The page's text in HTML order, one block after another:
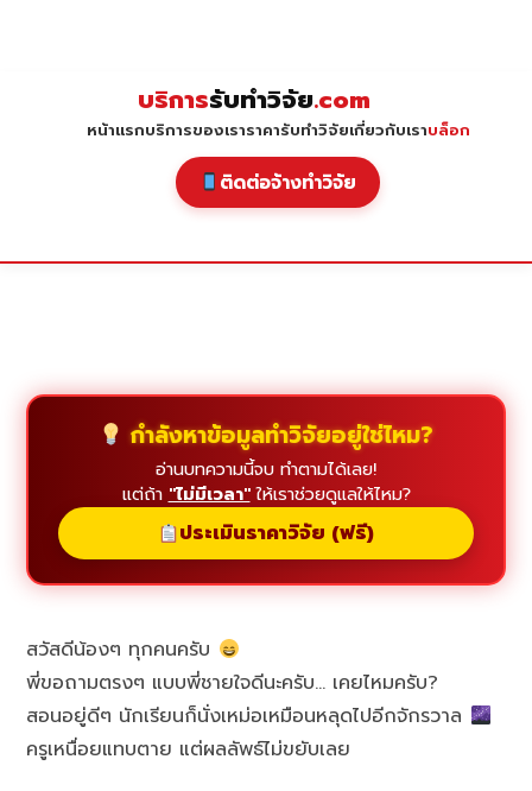
บริการรับทำวิจัย.com
หน้าแรกบริการของเราราคารับทำวิจัยเกี่ยวกับเราบล็อก
ติดต่อจ้างทำวิจัย
กำลังหาข้อมูลทำวิจัยอยู่ใช่ไหม?
อ่านบทความนี้จบ ทำตามได้เลย!
แต่ถ้า "ไม่มีเวลา"ให้เราช่วยดูแลให้ไหม?
ประเมินราคาวิจัย (ฟรี)
สวัสดีน้องๆ ทุกคนครับ
พี่ขอถามตรงๆ แบบพี่ชายใจดีนะครับ… เคยไหมครับ?
สอนอยู่ดีๆ นักเรียนก็นั่งเหม่อเหมือนหลุดไปอีกจักรวาล
ครูเหนื่อยแทบตาย แต่ผลลัพธ์ไม่ขยับเลย